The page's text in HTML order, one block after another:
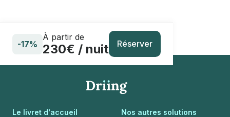
-17%
À partir de
230€ / nuit Réserver
Le livret d'accueil
Nos autres solutions